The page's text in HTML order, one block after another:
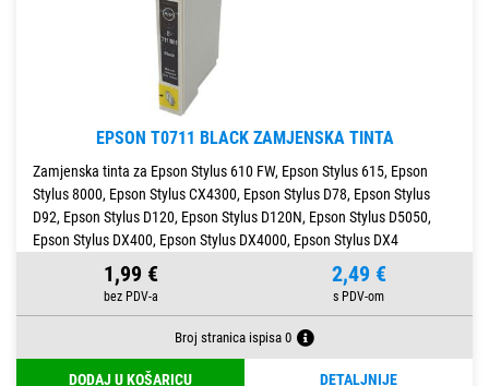
EPSON T0711 BLACK ZAMJENSKA TINTA
Zamjenska tinta za Epson Stylus 610 FW, Epson Stylus 615, Epson
Stylus 8000, Epson Stylus CX4300, Epson Stylus D78, Epson Stylus
D92, Epson Stylus D120, Epson Stylus D120N, Epson Stylus D5050,
Epson Stylus DX400, Epson Stylus DX4000, Epson Stylus DX4
1,99 € 2,49 €
Broj stranica ispisa 0
DODAJ U KOŠARICU DETALJNIJE